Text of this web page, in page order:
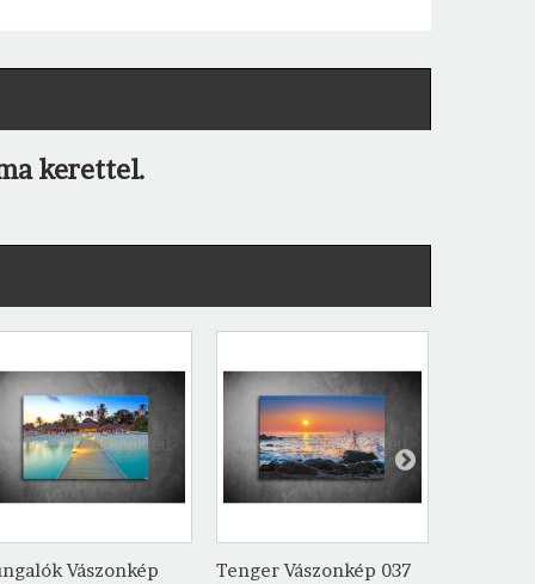
kerettel.
Vászonkép
Tenger Vászonkép 037